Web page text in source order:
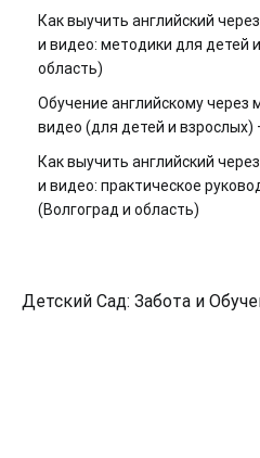
Как выучить английский
и видео: методики для детей
область)
Обучение английскому через
видео (для детей и взрослых)
Как выучить английский
и видео: практическое
(Волгоград и область)
Детский Сад: Забота и